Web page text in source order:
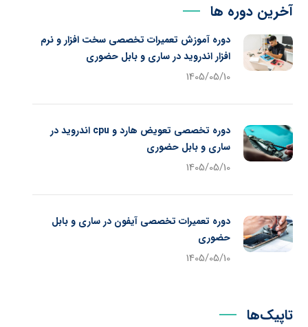
آخرین دوره ها
دوره آموزش تعمیرات تخصصی سخت افزار و نرم
افزار اندروید در ساری و بابل حضوری
1405/05/10
دوره تخصصی تعویض هارد و cpu اندروید در
ساری و بابل حضوری
1405/05/10
دوره تعمیرات تخصصی آیفون در ساری و بابل
حضوری
1405/05/10
تاپیک‌ها